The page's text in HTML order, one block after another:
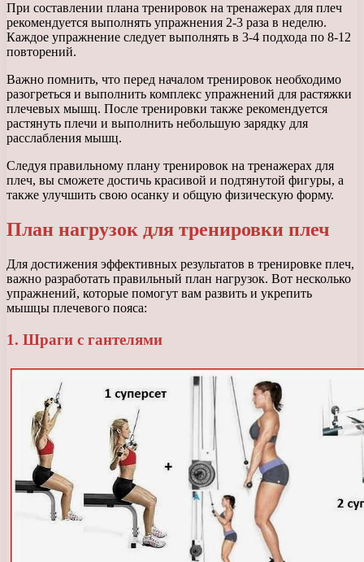
При составлении плана тренировок на тренажерах для плеч
рекомендуется выполнять упражнения 2-3 раза в неделю.
Каждое упражнение следует выполнять в 3-4 подхода по 8-12
повторений.
Важно помнить, что перед началом тренировок необходимо
разогреться и выполнить комплекс упражнений для растяжки
плечевых мышц. После тренировки также рекомендуется
растянуть плечи и выполнить небольшую зарядку для
расслабления мышц.
Следуя правильному плану тренировок на тренажерах для
плеч, вы сможете достичь красивой и подтянутой фигуры, а
также улучшить свою осанку и общую физическую форму.
План нагрузок для тренировки плеч
Для достижения эффективных результатов в тренировке плеч,
важно разработать правильный план нагрузок. Вот несколько
упражнений, которые помогут вам развить и укрепить
мышцы плечевого пояса:
1. Шраги с гантелями